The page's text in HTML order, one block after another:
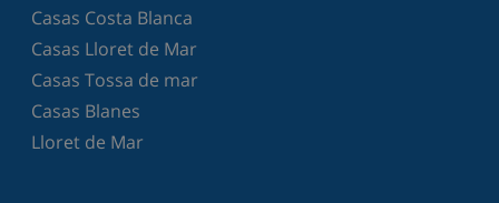
Casas Costa Blanca
Casas Lloret de Mar
Casas Tossa de mar
Casas Blanes
Lloret de Mar